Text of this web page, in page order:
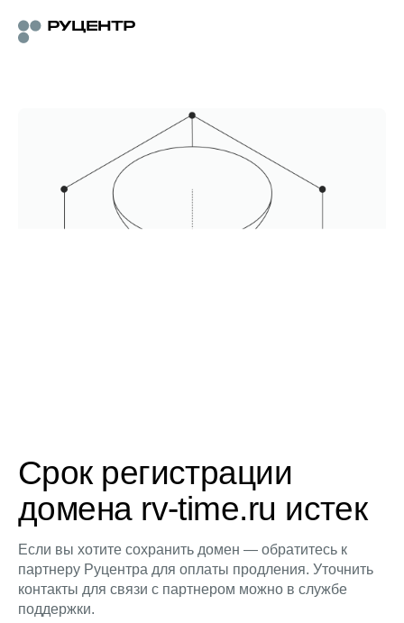
Срок регистрации
домена rv-time.ru истек
Если вы хотите сохранить домен — обратитесь к
партнеру Руцентра для оплаты продления. Уточнить
контакты для связи с партнером можно в службе
поддержки.